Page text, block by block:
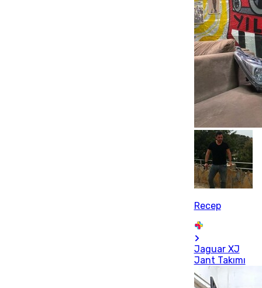
Recep
Jaguar XJ
Jant Takımı